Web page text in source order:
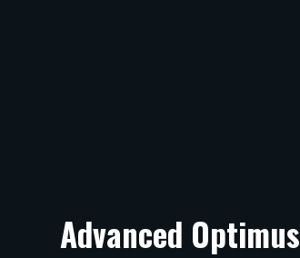
Advanced Optimus